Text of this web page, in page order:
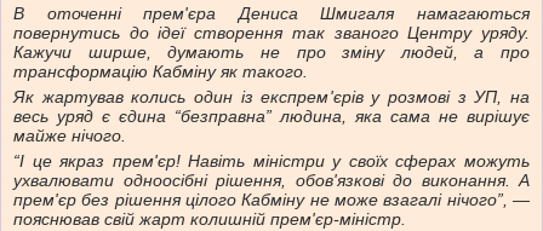
В оточенні прем'єра Дениса Шмигаля намагаються
повернутись до ідеї створення так званого Центру уряду.
Кажучи ширше, думають не про зміну людей, а про
трансформацію Кабміну як такого.
Як жартував колись один із експрем'єрів у розмові з УП, на
весь уряд є єдина “безправна” людина, яка сама не вирішує
майже нічого.
“І це якраз прем'єр! Навіть міністри у своїх сферах можуть
ухвалювати одноосібні рішення, обов'язкові до виконання. А
прем'єр без рішення цілого Кабміну не може взагалі нічого”, —
пояснював свій жарт колишній прем'єр-міністр.